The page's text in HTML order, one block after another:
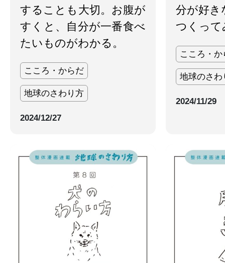
することも大切。お腹が
すくと、自分が一番食べ
たいものがわかる。
こころ・からだ
地球のさわり方
2024/12/27
分が好き
つくって
こころ・か
地球のさわ
2024/11/29